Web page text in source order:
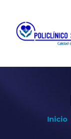
Inicio